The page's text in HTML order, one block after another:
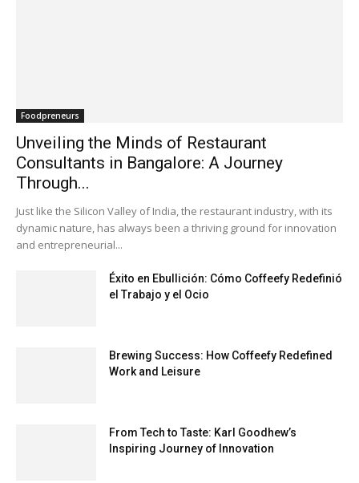
Foodpreneurs
Unveiling the Minds of Restaurant
Consultants in Bangalore: A Journey
Through...
Just like the Silicon Valley of India, the restaurant industry, with its
dynamic nature, has always been a thriving ground for innovation
and entrepreneurial...
Éxito en Ebullición: Cómo Coffeefy Redefinió
el Trabajo y el Ocio
Brewing Success: How Coffeefy Redefined
Work and Leisure
From Tech to Taste: Karl Goodhew’s
Inspiring Journey of Innovation